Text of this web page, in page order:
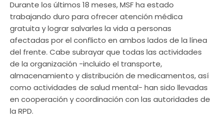
Durante los últimos 18 meses, MSF ha estado
trabajando duro para ofrecer atención médica
gratuita y lograr salvarles la vida a personas
afectadas por el conflicto en ambos lados de la línea
del frente. Cabe subrayar que todas las actividades
de la organización -incluido el transporte,
almacenamiento y distribución de medicamentos, así
como actividades de salud mental- han sido llevadas
en cooperación y coordinación con las autoridades de
la RPD.